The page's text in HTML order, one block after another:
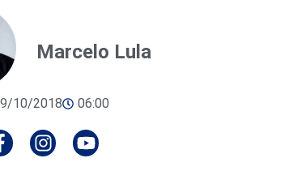
Marcelo Lula
10/2018 06:00